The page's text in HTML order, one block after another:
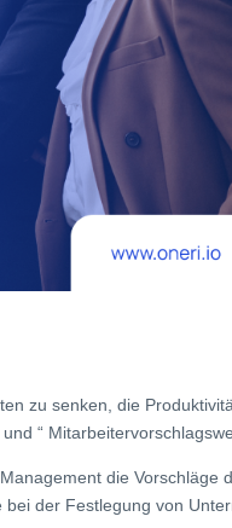
zu senken, die
“
die Vorschläge
der Festlegung von